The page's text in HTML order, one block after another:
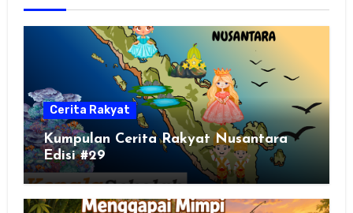
Cerita Rakyat
Kumpulan Cerita Rakyat Nusantara
Edisi #29